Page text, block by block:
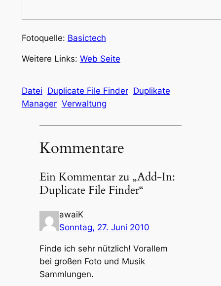
Fotoquelle: Basictech
Weitere Links: Web Seite
Datei Duplicate File Finder Duplikate
Manager Verwaltung
Kommentare
Ein Kommentar zu „Add-In:
Duplicate File Finder“
awaiK
Sonntag, 27. Juni 2010
Finde ich sehr nützlich! Vorallem
bei großen Foto und Musik
Sammlungen.